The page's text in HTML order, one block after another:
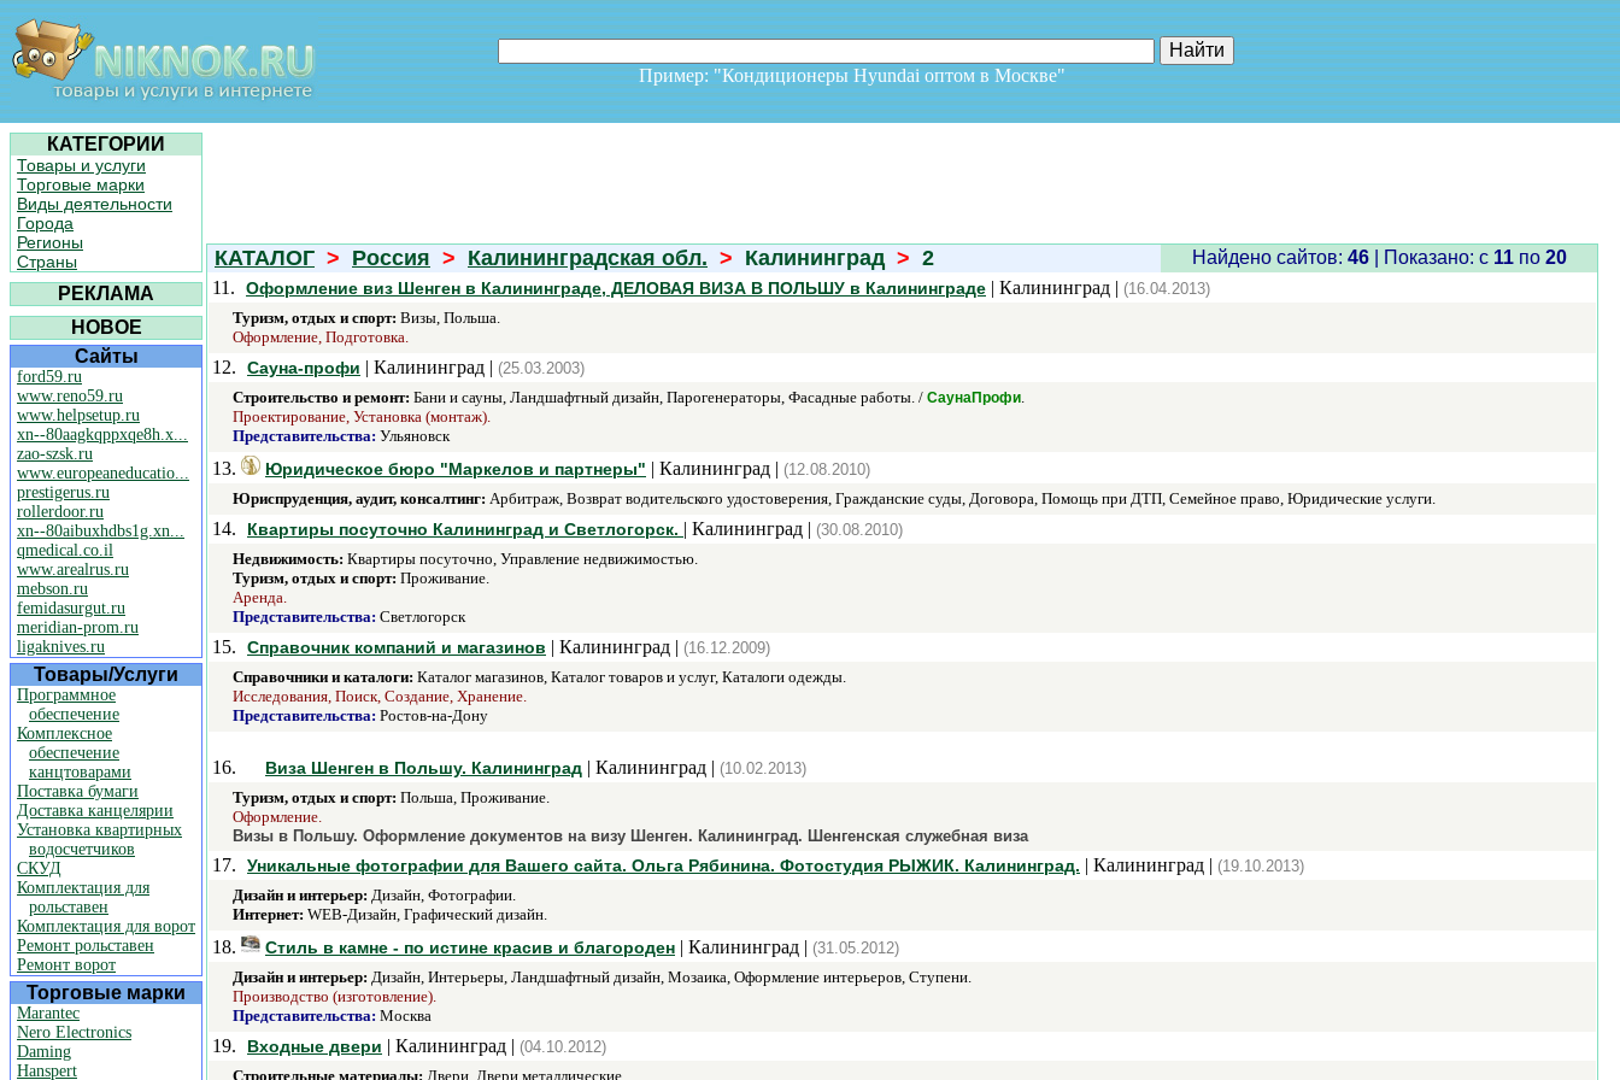
Пример: "Кондиционеры Hyundai оптом в Москве"
КАТЕГОРИИ
Товары и услуги
Торговые марки
Виды деятельности
Города
Регионы
Страны
РЕКЛАМА
НОВОЕ
Сайты
ford59.ru
www.reno59.ru
www.helpsetup.ru
xn--80aagkqppxqe8h.x...
zao-szsk.ru
www.europeaneducatio...
prestigerus.ru
rollerdoor.ru
xn--80aibuxhdbs1g.xn...
qmedical.co.il
www.arealrus.ru
mebson.ru
femidasurgut.ru
meridian-prom.ru
ligaknives.ru
Товары/Услуги
Программное
обеспечение
Комплексное
обеспечение
канцтоварами
Поставка бумаги
Доставка канцелярии
Установка квартирных
водосчетчиков
СКУД
Комплектация для
рольставен
Комплектация для ворот
Ремонт рольставен
Ремонт ворот
Торговые марки
Marantec
Nero Electronics
Daming
Hanspert
КАТАЛОГ > Россия > Калининградская обл. > Калининград > 2 Найдено сайтов: 46| Показано: c 11по 20
11.
Оформление виз Шенген в Калининграде, ДЕЛОВАЯ ВИЗА В ПОЛЬШУ в Калининграде | Калининград | (16.04.2013)
Туризм, отдых и спорт: Визы, Польша.
Оформление, Подготовка.
12. Сауна-профи | Калининград | (25.03.2003)
Строительство и ремонт: Бани и сауны, Ландшафтный дизайн, Парогенераторы, Фасадные работы. / СаунаПрофи.
Проектирование, Установка (монтаж).
Представительства: Ульяновск
13. Юридическое бюро "Маркелов и партнеры" | Калининград | (12.08.2010)
Юриспруденция, аудит, консалтинг: Арбитраж, Возврат водительского удостоверения, Гражданские суды, Договора, Помощь при ДТП, Семейное право, Юридические услуги.
14. Квартиры посуточно Калининград и Светлогорск. | Калининград | (30.08.2010)
Недвижимость: Квартиры посуточно, Управление недвижимостью.
Туризм, отдых и спорт: Проживание.
Аренда.
Представительства: Светлогорск
15. Справочник компаний и магазинов | Калининград | (16.12.2009)
Справочники и каталоги: Каталог магазинов, Каталог товаров и услуг, Каталоги одежды.
Исследования, Поиск, Создание, Хранение.
Представительства: Ростов-на-Дону
16. Виза Шенген в Польшу. Калининград | Калининград | (10.02.2013)
Туризм, отдых и спорт: Польша, Проживание.
Оформление.
Визы в Польшу. Оформление документов на визу Шенген. Калининград. Шенгенская служебная виза
17. Уникальные фотографии для Вашего сайта. Ольга Рябинина. Фотостудия РЫЖИК. Калининград. | Калининград | (19.10.2013)
Дизайн и интерьер: Дизайн, Фотографии.
Интернет: WEB-Дизайн, Графический дизайн.
18. Стиль в камне - по истине красив и благороден | Калининград | (31.05.2012)
Дизайн и интерьер: Дизайн, Интерьеры, Ландшафтный дизайн, Мозаика, Оформление интерьеров, Ступени.
Производство (изготовление).
Представительства: Москва
19. Входные двери | Калининград | (04.10.2012)
Строительные материалы: Двери, Двери металлические.